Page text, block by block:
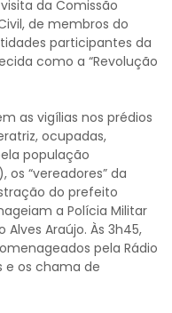
da Comissão
de membros do
participantes da
como a “Revolução
as vigílias nos prédios
ocupadas,
população
“vereadores” da
do prefeito
a Polícia Militar
Araújo. Às 3h45,
pela Rádio
e os chama de